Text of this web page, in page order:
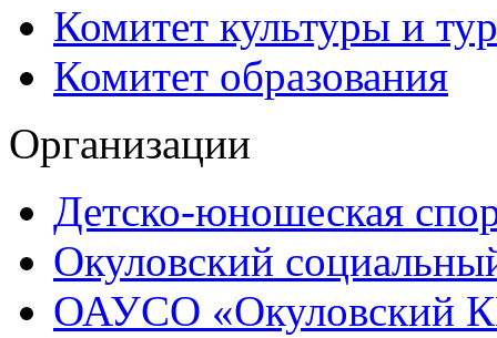
Комитет культуры и
Комитет образования
Организации
Детско-юношеская
Окуловский
ОАУСО «Окуловский